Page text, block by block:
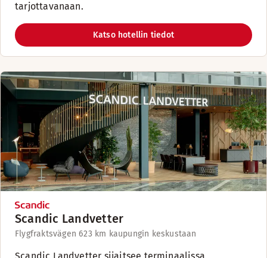
tarjottavanaan.
Katso hotellin tiedot
Scandic Landvetter
Flygfraktsvägen 623 km kaupungin keskustaan